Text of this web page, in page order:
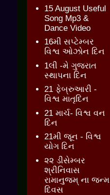
15 August Useful
Song Mp3 &
Dance Video
16મી સપ્ટેમ્બર
વિશ્વ ઓઝોન દિન
1લી -મે ગુજરાત
સ્થાપના દિન
21 ફેબ્રુઆરી -
વિશ્વ માતૃદિન
21 માર્ચ- વિશ્વ વન
દિન
21મી જૂન - વિશ્વ
યોગ દિન
૨૨ ડીસેમ્બર
શ્રીનિવાસ
રામાનુજમ્ ના જન્મ
દિવસ